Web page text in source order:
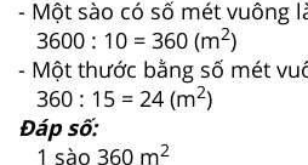
- Một sào có số mét vuông
3600 : 10 = 360 (m2)
- Một thước bằng số mét
360 : 15 = 24 (m2)
Đáp số:
1 sào 360 m2